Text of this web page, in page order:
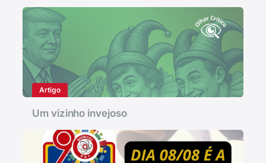
Artigo
Um vizinho invejoso